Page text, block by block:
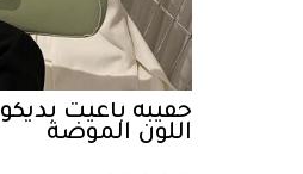
حقيبة باغيت
اللون الموضة